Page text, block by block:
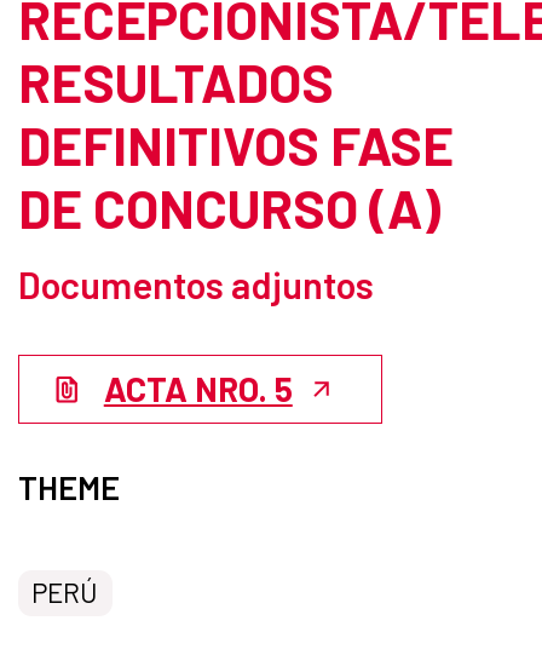
RECEPCIONISTA/
RESULTADOS
DEFINITIVOS FASE
DE CONCURSO (A)
Documentos adjuntos
ACTA NRO. 5
THEME
PERÚ